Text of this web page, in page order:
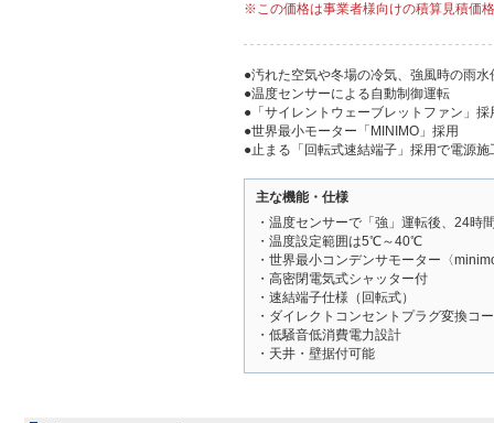
※この価格は事業者様向けの積算見積価
●汚れた空気や冬場の冷気、強風時の雨水
●温度センサーによる自動制御運転
●「サイレントウェーブレットファン」採
●世界最小モーター「MINIMO」採用
●止まる「回転式速結端子」採用で電源
主な機能・仕様
・温度センサーで「強」運転後、24時
・温度設定範囲は5℃～40℃
・世界最小コンデンサモーター〈
・高密閉電気式シャッター付
・速結端子仕様（回転式）
・ダイレクトコンセントプラグ変換コ
・低騒音低消費電力設計
・天井・壁据付可能